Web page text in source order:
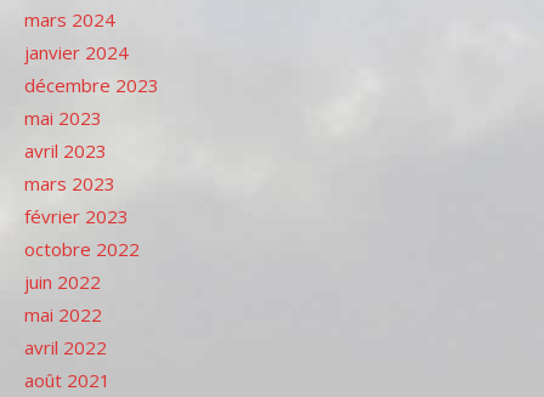
mars 2024
janvier 2024
décembre 2023
mai 2023
avril 2023
mars 2023
février 2023
octobre 2022
juin 2022
mai 2022
avril 2022
août 2021